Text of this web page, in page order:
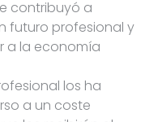
contribuyó a
futuro profesional y
a la economía
los ha
a un coste